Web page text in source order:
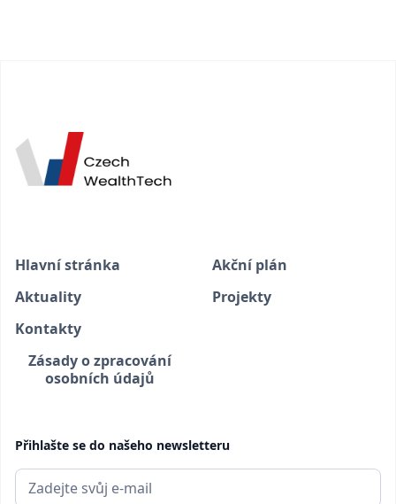
Hlavní stránka
Akční plán
Aktuality
Projekty
Kontakty
Zásady o zpracování
osobních údajů
Přihlašte se do našeho newsletteru